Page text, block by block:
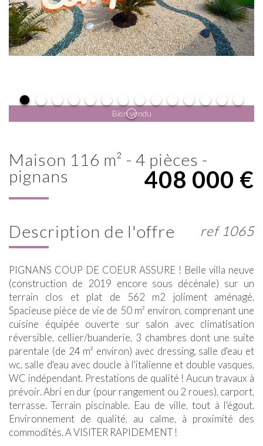
Bien vendu
maison 116 m² - 4 pièces -
pignans
408 000 €
description de l'offre ref 1065
PIGNANS COUP DE COEUR ASSURE ! Belle villa neuve
(construction de 2019 encore sous décénale) sur un
terrain clos et plat de 562 m2 joliment aménagé.
Spacieuse pièce de vie de 50 m² environ, comprenant une
cuisine équipée ouverte sur salon avec climatisation
réversible, cellier/buanderie, 3 chambres dont une suite
parentale (de 24 m² environ) avec dressing, salle d'eau et
wc, salle d'eau avec doucle à l'italienne et double vasques,
WC indépendant. Prestations de qualité ! Aucun travaux à
prévoir. Abri en dur (pour rangement ou 2 roues), carport,
terrasse. Terrain piscinable. Eau de ville, tout à l'égout.
Environnement de qualité, au calme, à proximité des
commodités. A VISITER RAPIDEMENT !